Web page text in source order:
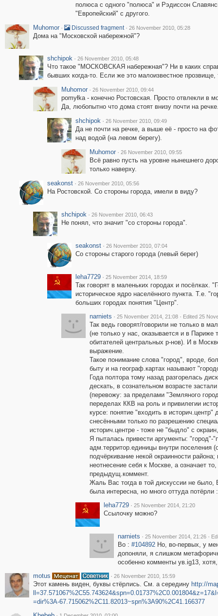
полюса с одного "полюса" и Рэдиссон
"Европейский" с другого.
Muhomor · Discussed fragment · 26 November 2010, 05:28
Дома на "Московской набережной"?
shchipok · 26 November 2010, 05:48
Что такое "МОСКОВСКАЯ набережная"? Ни в каких
бывших когда-то. Если же это малоизвестное прозвище,
Muhomor · 26 November 2010, 09:44
pomyłka - конечно Ростовская. Просто отвлекли в
Да, любопытно что дома стоят внизу почти на
shchipok · 26 November 2010, 09:49
Да не почти на речке, а выше её - просто на
над водой (на левом берегу).
Muhomor · 26 November 2010, 09:55
Всё равно пусть на уровне нынешнего
только наверху.
seakonst · 26 November 2010, 05:56
На Ростовской. Со стороны города, имели в виду?
shchipok · 26 November 2010, 06:43
Не понял, что значит "со стороны города".
seakonst · 26 November 2010, 07:04
Со стороны старого города (левый берег)
leha7729 · 25 November 2014, 18:59
Так говорят в маленьких городах и
историческое ядро населённого пункта. Т.е.
больших городах понятия "Центр".
narniets · 25 November 2014, 21:08 · Edited 25
Так ведь говорят/говорили не только в
(не только у нас, оказывается и в Париже
обитателей центральных р-нов). И в
выражение.
Такое понимание слова "город", вроде,
быту и на географ.картах называют
Года полтора тому назад разгорелась
дескать, в сознательном возрасте
(перевожу: за пределами "Земляного
переделах ККВ на роль и привилегии
курсе: понятие "входить в
снесёнными только по разрешению
историч.центре - тоже не "быдло" с
Я пыталась привести аргументы: "город"-
адм.территор.единицы внутри поселения
подчёркивание некой окраинности
неотнесение себя к Москве, а означает
предыдущ.коммент.
Жаль Вас тогда в той дискуссии не было,
была интересна, но много оттуда потёрли
leha7729 · 25 November 2014, 21:20
Ссылочку можно?
narniets · 25 November 2014, 21:26 ·
Во : #104892Но, во-первых, у
допоняли, я слишком
особенно комменты ув.ig13,
motus
· 26 November 2010, 15:59
Этот камень виден, буквы стёрлись. См. а середину http://
=dir%3A-67.715062%2C11.82013~spn%3A90%2C41.166377